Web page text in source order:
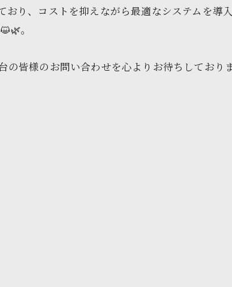
り、コストを抑えながら最適なシステムを導
。
皆様のお問い合わせを心よりお待ちしておりま